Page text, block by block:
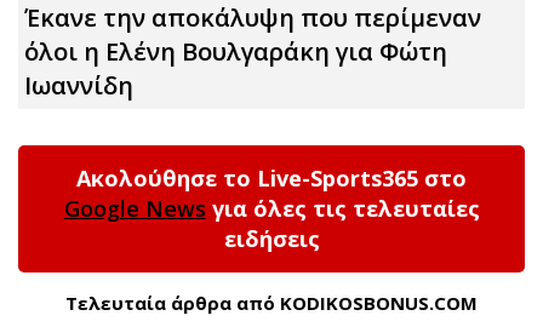
Έκανε την αποκάλυψη που περίμεναν
όλοι η Ελένη Βουλγαράκη για Φώτη
Ιωαννίδη
Ακολούθησε το Live-Sports365 στο
Google News για όλες τις τελευταίες
ειδήσεις
Τελευταία άρθρα από KODIKOSBONUS.COM